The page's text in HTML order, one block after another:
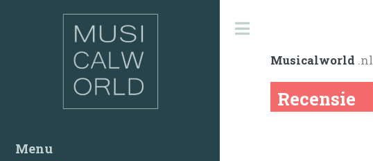
Musicalworld .nl
Recensie
Menu